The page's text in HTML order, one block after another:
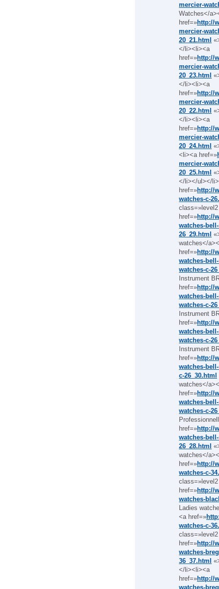
mercier-
Watches</
href=»http://
mercier-
20_21.html
</li><li><a
href=»http://
mercier-
20_23.html
</li><li><a
href=»http://
mercier-
20_22.html
</li><li><a
href=»http://
mercier-
20_24.html
<li><a href=»
mercier-
20_25.html
</li></ul></
href=»http://
watches-c-
href=»http://
watches-
26_29.html
watches</
href=»http://
watches-
watches-c-
Instrument
href=»http://
watches-
watches-c-
Instrument
href=»http://
watches-
watches-c-
Instrument
href=»http://
watches-
c-26_30.html
watches</
href=»http://
watches-
watches-c-
href=»http://
watches-
26_28.html
watches</
href=»http://
watches-c-
href=»http://
watches-
Ladies
<a href=»
watches-c-
href=»http://
watches-
36_37.html
</li><li><a
href=»http://
watches-